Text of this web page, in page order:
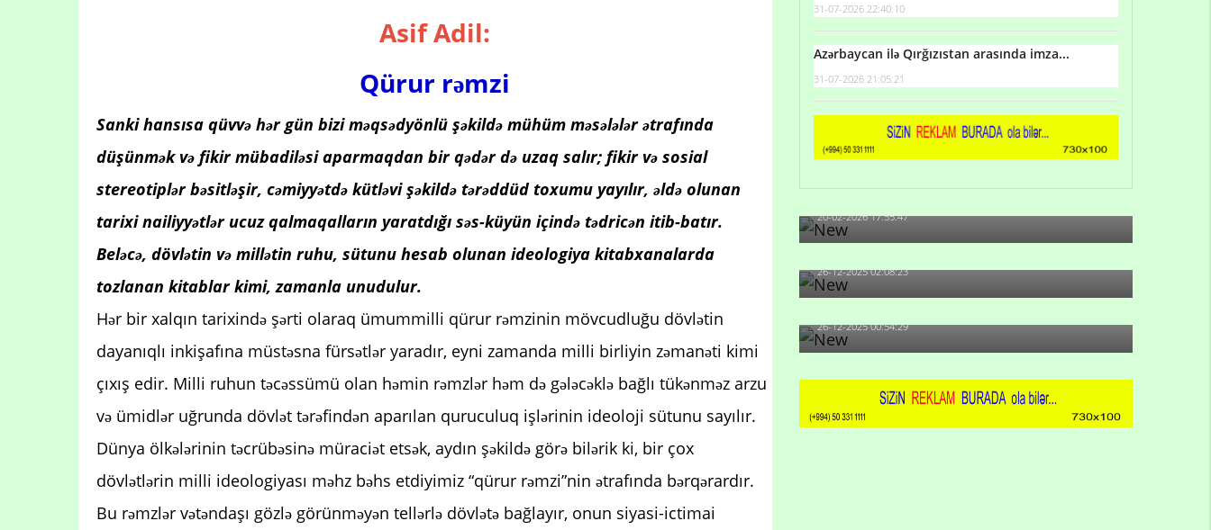
Asif Adil:
Qürur rəmzi
Sanki hansısa qüvvə hər gün bizi məqsədyönlü şəkildə mühüm məsələlər ətrafında
düşünmək və fikir mübadiləsi aparmaqdan bir qədər də uzaq salır; fikir və sosial
stereotiplər bəsitləşir, cəmiyyətdə kütləvi şəkildə tərəddüd toxumu yayılır, əldə olunan
tarixi nailiyyətlər ucuz qalmaqalların yaratdığı səs-küyün içində tədricən itib-batır.
Beləcə, dövlətin və millətin ruhu, sütunu hesab olunan ideologiya kitabxanalarda
tozlanan kitablar kimi, zamanla unudulur.
Hər bir xalqın tarixində şərti olaraq ümummilli qürur rəmzinin mövcudluğu dövlətin
dayanıqlı inkişafına müstəsna fürsətlər yaradır, eyni zamanda milli birliyin zəmanəti kimi
çıxış edir. Milli ruhun təcəssümü olan həmin rəmzlər həm də gələcəklə bağlı tükənməz arzu
və ümidlər uğrunda dövlət tərəfindən aparılan quruculuq işlərinin ideoloji sütunu sayılır.
Dünya ölkələrinin təcrübəsinə müraciət etsək, aydın şəkildə görə bilərik ki, bir çox
dövlətlərin milli ideologiyası məhz bəhs etdiyimiz “qürur rəmzi”nin ətrafında bərqərardır.
Bu rəmzlər vətəndaşı gözlə görünməyən tellərlə dövlətə bağlayır, onun siyasi-ictimai
31-07-2026 22:40:10
Azərbaycan ilə Qırğızıstan arasında imza...
31-07-2026 21:05:21
artıb?
20-02-2026 17:55:47
Məni bura NAZİR GÖNDƏRİB - 1937-ci ildən
fəaliyyətdə olan və...
26-12-2025 02:08:23
-Ay qız, sən məhkəməni udmayacaqsan... Sən
bilirsən də, məni...
26-12-2025 00:54:29